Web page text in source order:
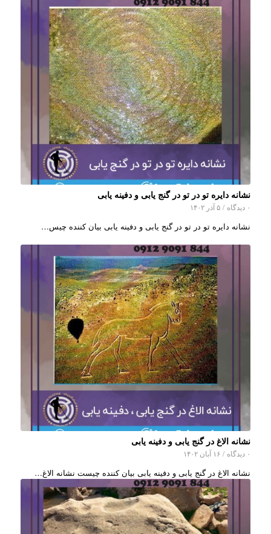
نشانه دایره تو در تو در گنج یابی و دفینه یابی
۰ دیدگاه / ۵ آذر ۱۴۰۲
نشانه دایره تو در تو در گنج یابی و دفینه یابی بیان کننده چیس…
نشانه الاغ در گنج یابی و دفینه یابی
۰ دیدگاه / ۱۶ آبان ۱۴۰۲
نشانه الاغ در گنج یابی و دفینه یابی بیان کننده چیست نشانه الاغ…